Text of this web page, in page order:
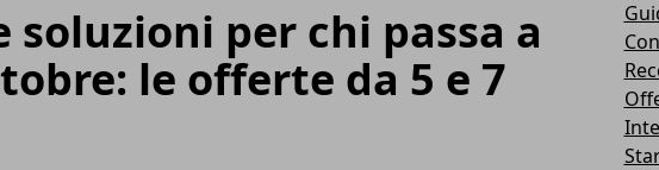
soluzioni per chi passa a
le offerte da 5 e 7